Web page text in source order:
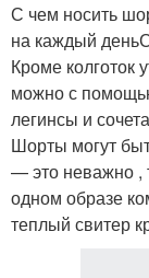
С чем носить
на каждый
Кроме колготок
можно с
легинсы и
Шорты могут
— это неважно ,
одном образе
теплый свитер